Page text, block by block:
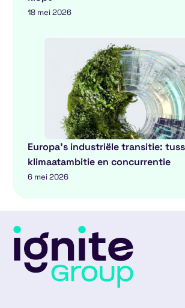
18 mei 2026
Europa’s industriële transitie:
klimaatambitie en concurrentie
6 mei 2026